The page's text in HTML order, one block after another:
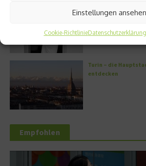
Einstellungen ansehen
Cookie-RichtlinieDatenschutzerklärung
Athens by Domes
Turin – die
entdecken
Empfohlen